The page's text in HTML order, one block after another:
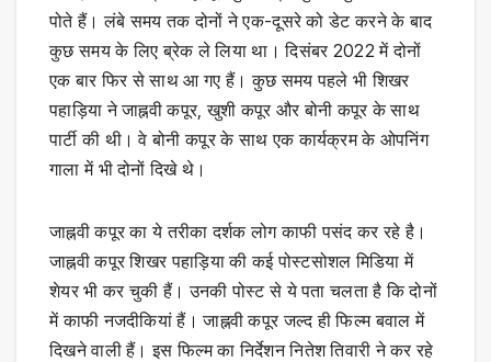
पोते हैं। लंबे समय तक दोनों ने एक-दूसरे को डेट करने के बाद
कुछ समय के लिए ब्रेक ले लिया था। दिसंबर 2022 में दोनों
एक बार फिर से साथ आ गए हैं। कुछ समय पहले भी शिखर
पहाड़िया ने जाह्नवी कपूर, खुशी कपूर और बोनी कपूर के साथ
पार्टी की थी। वे बोनी कपूर के साथ एक कार्यक्रम के ओपनिंग
गाला में भी दोनों दिखे थे।
जाह्नवी कपूर का ये तरीका दर्शक लोग काफी पसंद कर रहे है।
जाह्नवी कपूर शिखर पहाड़िया की कई पोस्टसोशल मिडिया में
शेयर भी कर चुकी हैं। उनकी पोस्ट से ये पता चलता है कि दोनों
में काफी नजदीकियां हैं। जाह्नवी कपूर जल्द ही फिल्म बवाल में
दिखने वाली हैं। इस फिल्म का निर्देशन नितेश तिवारी ने कर रहे